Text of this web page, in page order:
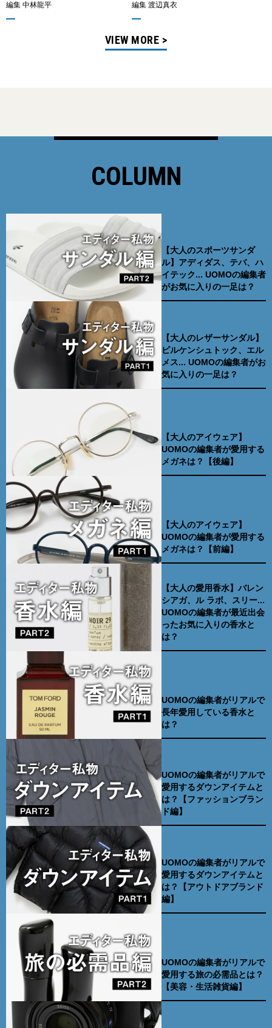
編集 中林龍平 編集 渡辺真衣
VIEW MORE >
COLUMN
【大人のスポーツサンダ
ル】アディダス、テバ、ハ
イテック... UOMOの編集者
がお気に入りの一足は？
【大人のレザーサンダル】
ビルケンシュトック、エル
メス... UOMOの編集者がお
気に入りの一足は？
【大人のアイウェア】
UOMOの編集者が愛用する
メガネは？【後編】
【大人のアイウェア】
UOMOの編集者が愛用する
メガネは？【前編】
【大人の愛用香水】バレン
シアガ、ル ラボ、スリー...
UOMOの編集者が最近出会
ったお気に入りの香水と
は？
UOMOの編集者がリアルで
長年愛用している香水と
は？
UOMOの編集者がリアルで
愛用するダウンアイテムと
は？【ファッションブラン
ド編】
UOMOの編集者がリアルで
愛用するダウンアイテムと
は？【アウトドアブランド
編】
UOMOの編集者がリアルで
愛用する旅の必需品とは？
【美容・生活雑貨編】